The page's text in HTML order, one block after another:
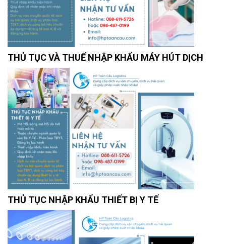
THỦ TỤC VÀ THUẾ NHẬP KHẨU MÁY HÚT DỊCH
THỦ TỤC NHẬP KHẨU THIẾT BỊ Y TẾ